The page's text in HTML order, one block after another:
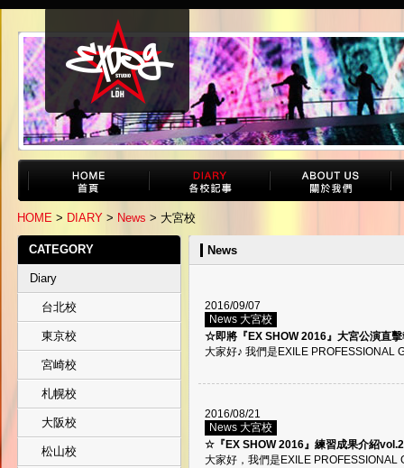
HOME > DIARY > News > 大宮校
CATEGORY
Diary
台北校
東京校
宮崎校
札幌校
大阪校
松山校
News
2016/09/07
News 大宮校
☆即將『EX SHOW 2016』大宮公演直
大家好♪ 我們是EXILE
2016/08/21
News 大宮校
☆『EX SHOW 2016』練習成果介紹
大家好，我們是EXILE PROFESSIONAL